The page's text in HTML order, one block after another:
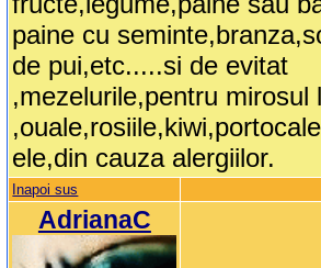
paine cu
de pui,etc.....si de evitat
,mezelurile,pentru mirosul
ele,din cauza alergiilor.
Inapoi sus
AdrianaC